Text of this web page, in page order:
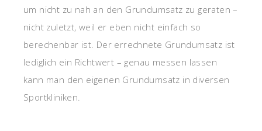
um nicht zu nah an den Grundumsatz zu geraten –
nicht zuletzt, weil er eben nicht einfach so
berechenbar ist. Der errechnete Grundumsatz ist
lediglich ein Richtwert – genau messen lassen
kann man den eigenen Grundumsatz in diversen
Sportkliniken.